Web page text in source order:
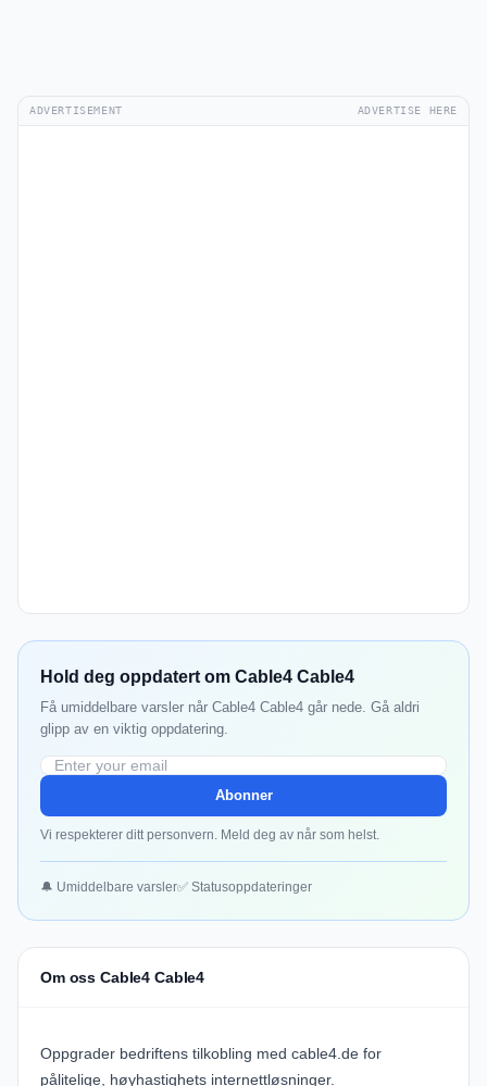
ADVERTISEMENT ADVERTISE HERE
Hold deg oppdatert om Cable4 Cable4
Få umiddelbare varsler når Cable4 Cable4 går nede. Gå aldri
glipp av en viktig oppdatering.
Abonner
Vi respekterer ditt personvern. Meld deg av når som helst.
🔔 Umiddelbare varsler✅ Statusoppdateringer
Om oss Cable4 Cable4
Oppgrader bedriftens tilkobling med cable4.de for
pålitelige, høyhastighets internettløsninger.